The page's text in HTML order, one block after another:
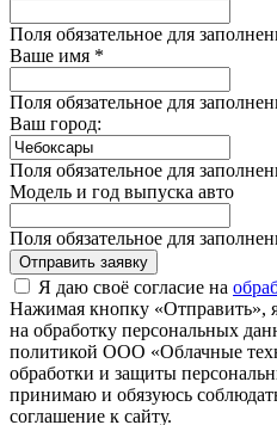
Поля обязательное для
Ваше имя *
Поля обязательное для
Ваш город:
Поля обязательное для
Модель и год выпуска авто
Поля обязательное для
Отправить заявку
Я даю своё согласие на
Нажимая кнопку «Отправить»,
на обработку персональных
политикой ООО «Облачные
обработки и защиты
принимаю и обязуюсь
соглашение к сайту.